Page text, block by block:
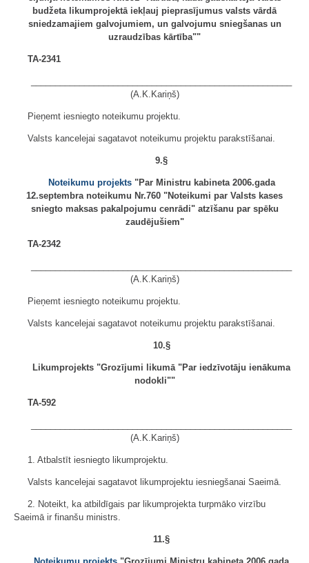
budžeta likumprojektā iekļauj pieprasījumus valsts vārdā
sniedzamajiem galvojumiem, un galvojumu sniegšanas un
uzraudzības kārtība""
TA-2341
(A.K.Kariņš)
Pieņemt iesniegto noteikumu projektu.
Valsts kancelejai sagatavot noteikumu projektu parakstīšanai.
9.§
Noteikumu projekts"Par Ministru kabineta 2006.gada
12.septembra noteikumu Nr.760 "Noteikumi par Valsts kases
sniegto maksas pakalpojumu cenrādi" atzīšanu par spēku
zaudējušiem"
TA-2342
(A.K.Kariņš)
Pieņemt iesniegto noteikumu projektu.
Valsts kancelejai sagatavot noteikumu projektu parakstīšanai.
10.§
Likumprojekts "Grozījumi likumā "Par iedzīvotāju ienākuma
nodokli""
TA-592
(A.K.Kariņš)
1. Atbalstīt iesniegto likumprojektu.
Valsts kancelejai sagatavot likumprojektu iesniegšanai Saeimā.
2. Noteikt, ka atbildīgais par likumprojekta turpmāko virzību
Saeimā ir finanšu ministrs.
11.§